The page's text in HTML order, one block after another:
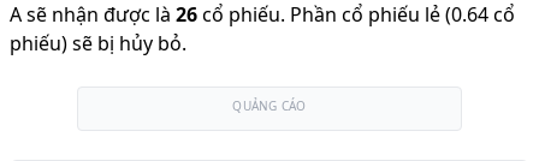
A sẽ nhận được là 26cổ phiếu. Phần cổ phiếu lẻ (0.64 cổ
phiếu) sẽ bị hủy bỏ.
QUẢNG CÁO